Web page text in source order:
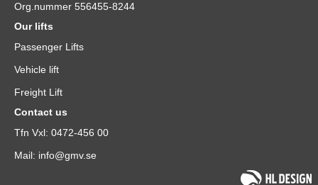
Org.nummer 556455-8244
Our lifts
Passenger Lifts
Vehicle lift
Freight Lift
Contact us
Tfn Vxl: 0472-456 00
Mail: info@gmv.se